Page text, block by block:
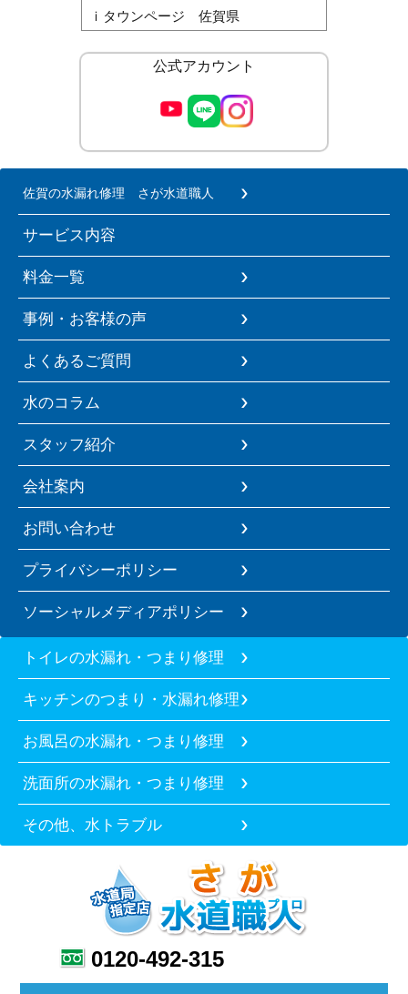
ｉタウンページ 佐賀県
公式アカウント
佐賀の水漏れ修理 さが水道職人
サービス内容
料金一覧
事例・お客様の声
よくあるご質問
水のコラム
スタッフ紹介
会社案内
お問い合わせ
プライバシーポリシー
ソーシャルメディアポリシー
トイレの水漏れ・つまり修理
キッチンのつまり・水漏れ修理
お風呂の水漏れ・つまり修理
洗面所の水漏れ・つまり修理
その他、水トラブル
0120-492-315